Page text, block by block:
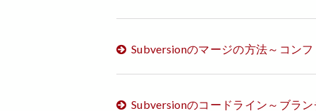
Subversionのマージの方法～コン
Subversionのコードライン～ブラ